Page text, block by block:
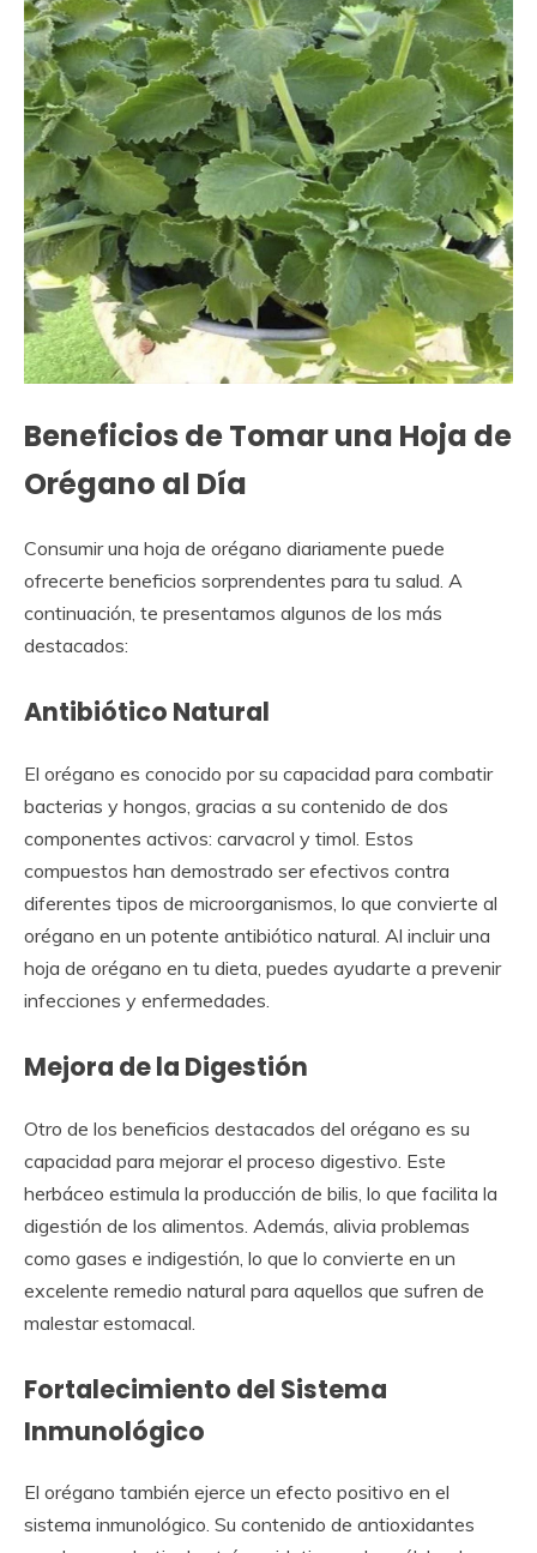
Beneficios de Tomar una Hoja de
Orégano al Día
Consumir una hoja de orégano diariamente puede
ofrecerte beneficios sorprendentes para tu salud. A
continuación, te presentamos algunos de los más
destacados:
Antibiótico Natural
El orégano es conocido por su capacidad para combatir
bacterias y hongos, gracias a su contenido de dos
componentes activos: carvacrol y timol. Estos
compuestos han demostrado ser efectivos contra
diferentes tipos de microorganismos, lo que convierte al
orégano en un potente antibiótico natural. Al incluir una
hoja de orégano en tu dieta, puedes ayudarte a prevenir
infecciones y enfermedades.
Mejora de la Digestión
Otro de los beneficios destacados del orégano es su
capacidad para mejorar el proceso digestivo. Este
herbáceo estimula la producción de bilis, lo que facilita la
digestión de los alimentos. Además, alivia problemas
como gases e indigestión, lo que lo convierte en un
excelente remedio natural para aquellos que sufren de
malestar estomacal.
Fortalecimiento del Sistema
Inmunológico
El orégano también ejerce un efecto positivo en el
sistema inmunológico. Su contenido de antioxidantes